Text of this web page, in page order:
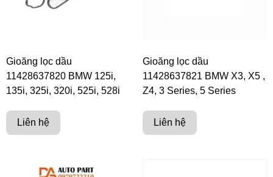
Gioăng lọc dầu
11428637820 BMW 125i,
135i, 325i, 320i, 525i, 528i
Liên hệ
Gioăng lọc dầu
11428637821 BMW X3, X5 ,
Z4, 3 Series, 5 Series
Liên hệ